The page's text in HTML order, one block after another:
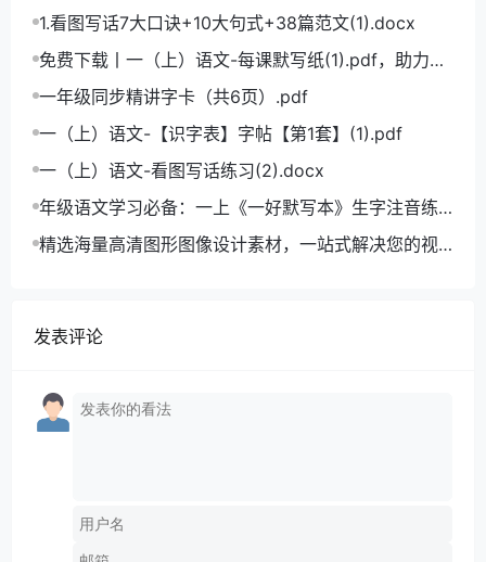
学语文拼音学习的必备利器
1.看图写话7大口诀+10大句式+38篇范文(1).docx
免费下载丨一（上）语文-每课默写纸(1).pdf，助力小
学语文成绩飞跃
一年级同步精讲字卡（共6页）.pdf
一（上）语文-【识字表】字帖【第1套】(1).pdf
一（上）语文-看图写话练习(2).docx
年级语文学习必备：一上《一好默写本》生字注音练
习电子版，助力孩子打好基础
精选海量高清图形图像设计素材，一站式解决您的视
发表评论